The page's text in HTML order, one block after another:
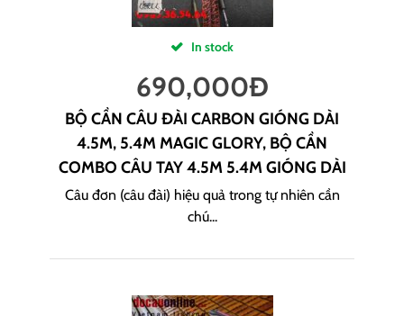
In stock
690,000Đ
BỘ CẦN CÂU ĐÀI CARBON GIÓNG DÀI
4.5M, 5.4M MAGIC GLORY, BỘ CẦN
COMBO CÂU TAY 4.5M 5.4M GIÓNG DÀI
Câu đơn (câu đài) hiệu quả trong tự nhiên cần
chú...